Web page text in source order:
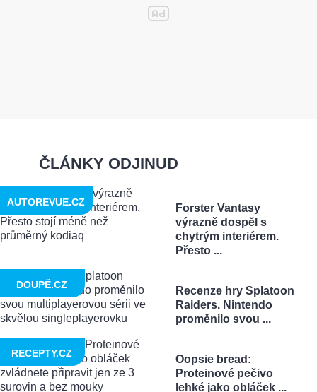
ČLÁNKY ODJINUD
Forster Vantasy
výrazně dospěl s
chytrým interiérem.
Přesto ...
AUTOREVUE.CZ
Recenze hry Splatoon
Raiders. Nintendo
proměnilo svou ...
DOUPĚ.CZ
Oopsie bread:
Proteinové pečivo
lehké jako obláček ...
RECEPTY.CZ